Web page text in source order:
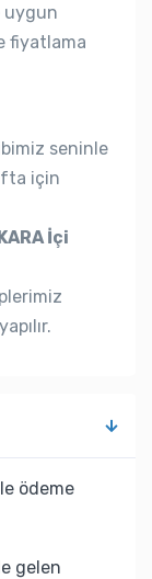
uygun
fiyatlama
seninle
için
İçi
ödeme
gelen